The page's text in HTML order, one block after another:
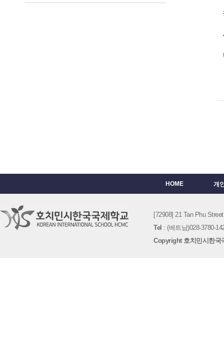
HOME 개
[72908] 21 Tan Phu
Tel : (베트남)028-3780-
Copyright 호치민시한국